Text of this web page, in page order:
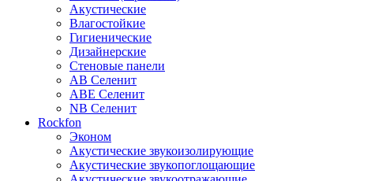
Акустические
Влагостойкие
Гигиенические
Дизайнерские
Стеновые панели
AB Селенит
ABE Селенит
NB Селенит
Rockfon
Эконом
Акустические звукоизолирующие
Акустические звукопоглощающие